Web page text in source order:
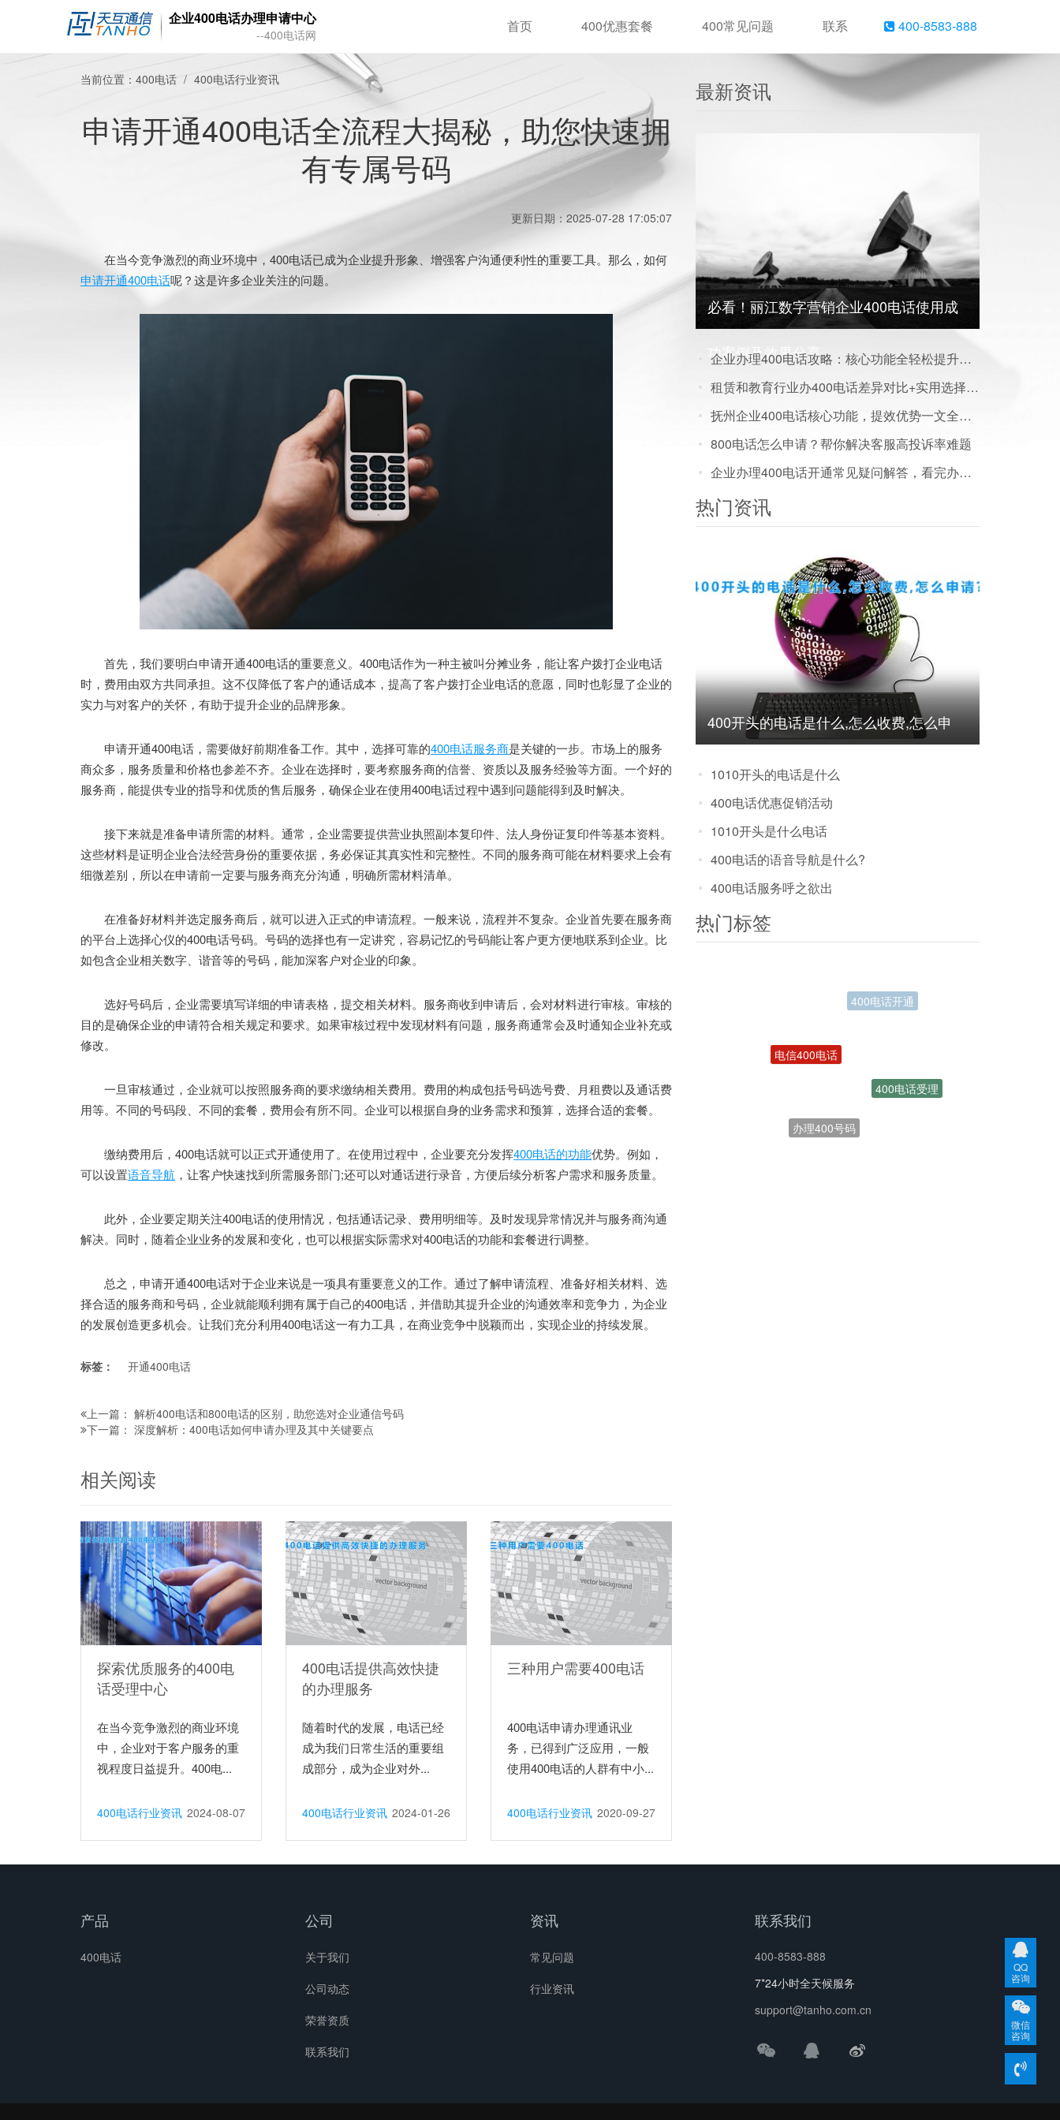
企业400电话办理申请中心
--400电话网 首页 400优惠套餐 400常见问题 联系 400-8583-888
当前位置： 400电话 400电话行业资讯
申请开通400电话全流程大揭秘，助您快速拥
有专属号码
更新日期：2025-07-28 17:05:07
在当今竞争激烈的商业环境中，400电话已成为企业提升形象、增强客户沟通便利性的重要工具。那么，如何
申请开通400电话呢？这是许多企业关注的问题。
首先，我们要明白申请开通400电话的重要意义。400电话作为一种主被叫分摊业务，能让客户拨打企业电话
时，费用由双方共同承担。这不仅降低了客户的通话成本，提高了客户拨打企业电话的意愿，同时也彰显了企业的
实力与对客户的关怀，有助于提升企业的品牌形象。
申请开通400电话，需要做好前期准备工作。其中，选择可靠的400电话服务商是关键的一步。市场上的服务
商众多，服务质量和价格也参差不齐。企业在选择时，要考察服务商的信誉、资质以及服务经验等方面。一个好的
服务商，能提供专业的指导和优质的售后服务，确保企业在使用400电话过程中遇到问题能得到及时解决。
接下来就是准备申请所需的材料。通常，企业需要提供营业执照副本复印件、法人身份证复印件等基本资料。
这些材料是证明企业合法经营身份的重要依据，务必保证其真实性和完整性。不同的服务商可能在材料要求上会有
细微差别，所以在申请前一定要与服务商充分沟通，明确所需材料清单。
在准备好材料并选定服务商后，就可以进入正式的申请流程。一般来说，流程并不复杂。企业首先要在服务商
的平台上选择心仪的400电话号码。号码的选择也有一定讲究，容易记忆的号码能让客户更方便地联系到企业。比
如包含企业相关数字、谐音等的号码，能加深客户对企业的印象。
选好号码后，企业需要填写详细的申请表格，提交相关材料。服务商收到申请后，会对材料进行审核。审核的
目的是确保企业的申请符合相关规定和要求。如果审核过程中发现材料有问题，服务商通常会及时通知企业补充或
修改。
一旦审核通过，企业就可以按照服务商的要求缴纳相关费用。费用的构成包括号码选号费、月租费以及通话费
用等。不同的号码段、不同的套餐，费用会有所不同。企业可以根据自身的业务需求和预算，选择合适的套餐。
缴纳费用后，400电话就可以正式开通使用了。在使用过程中，企业要充分发挥400电话的功能优势。例如，
可以设置语音导航 ，让客户快速找到所需服务部门;还可以对通话进行录音，方便后续分析客户需求和服务质量。
此外，企业要定期关注400电话的使用情况，包括通话记录、费用明细等。及时发现异常情况并与服务商沟通
解决。同时，随着企业业务的发展和变化，也可以根据实际需求对400电话的功能和套餐进行调整。
总之，申请开通400电话对于企业来说是一项具有重要意义的工作。通过了解申请流程、准备好相关材料、选
择合适的服务商和号码，企业就能顺利拥有属于自己的400电话，并借助其提升企业的沟通效率和竞争力，为企业
的发展创造更多机会。让我们充分利用400电话这一有力工具，在商业竞争中脱颖而出，实现企业的持续发展。
标签： 开通400电话
上一篇： 解析400电话和800电话的区别，助您选对企业通信号码
下一篇： 深度解析：400电话如何申请办理及其中关键要点
相关阅读
探索优质服务的400电
话受理中心
在当今竞争激烈的商业环境
中，企业对于客户服务的重
视程度日益提升。400电...
400电话行业资讯 2024-08-07
400电话提供高效快捷
的办理服务
随着时代的发展，电话已经
成为我们日常生活的重要组
成部分，成为企业对外...
400电话行业资讯 2024-01-26
三种用户需要400电话
400电话申请办理通讯业
务，已得到广泛应用，一般
使用400电话的人群有中小...
400电话行业资讯 2020-09-27
最新资讯
必看！丽江数字营销企业400电话使用成
功案例及效果分享
企业办理400电话攻略：核心功能全轻松提升服务水平
租赁和教育行业办400电话差异对比+实用选择建议
抚州企业400电话核心功能，提效优势一文全解析
800电话怎么申请？帮你解决客服高投诉率难题
企业办理400电话开通常见疑问解答，看完办事少走弯路
热门资讯
400开头的电话是什么,怎么收费,怎么申
请?
1010开头的电话是什么
400电话优惠促销活动
1010开头是什么电话
400电话的语音导航是什么?
400电话服务呼之欲出
热门标签
400电话受理
产品
400电话
公司
关于我们
公司动态
荣誉资质
联系我们
资讯
常见问题
行业资讯
联系我们
400-8583-888
7*24小时全天候服务
support@tanho.com.cn
QQ
咨询
微信
咨询